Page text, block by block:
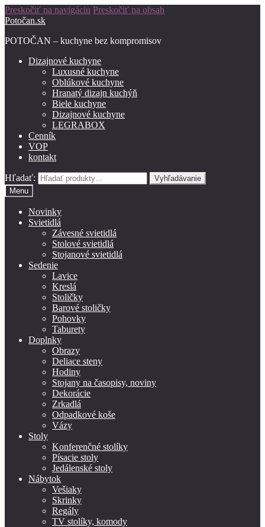
Preskočiť na navigáciu Preskočiť na obsah
Potočan.sk
POTOČAN – kuchyne bez kompromisov
Dizajnové kuchyne
Luxusné kuchyne
Oblúkové kuchyne
Hranatý dizajn kuchýň
Biele kuchyne
Dizajnové kuchyne
LEGRABOX
Cenník
VOP
kontakt
Hľadať:
Vyhľadávanie
Menu
Novinky
Svietidlá
Závesné svietidlá
Stolové svietidlá
Stojanové svietidlá
Sedenie
Lavice
Kreslá
Stoličky
Barové stoličky
Pohovky
Taburety
Doplnky
Obrazy
Deliace steny
Hodiny
Stojany na časopisy, noviny
Dekorácie
Zrkadlá
Odpadkové koše
Vázy
Stoly
Konferenčné stolíky
Písacie stoly
Jedálenské stoly
Nábytok
Vešiaky
Skrinky
Regály
TV stolíky, komody